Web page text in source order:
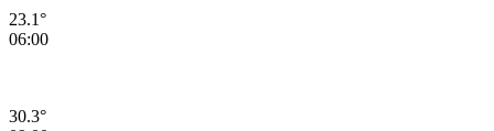
23.1°
06:00
30.3°